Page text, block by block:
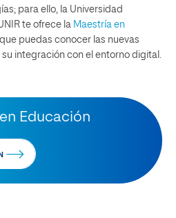
para ello, la Universidad
te ofrece la Maestría en
puedas conocer las nuevas
integración con el entorno digital.
Educación